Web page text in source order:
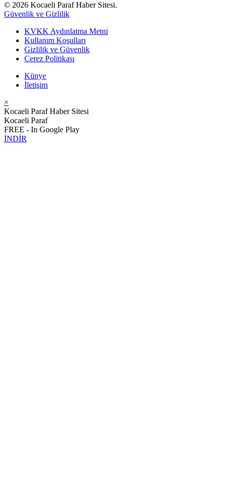
© 2026 Kocaeli Paraf Haber Sitesi.
Güvenlik ve Gizlilik
KVKK Aydınlatma Metni
Kullanım Koşulları
Gizlilik ve Güvenlik
Çerez Politikası
Künye
İletişim
×
Kocaeli Paraf Haber Sitesi
Kocaeli Paraf
FREE - In Google Play
İNDİR